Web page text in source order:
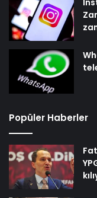
Popüler Haberler